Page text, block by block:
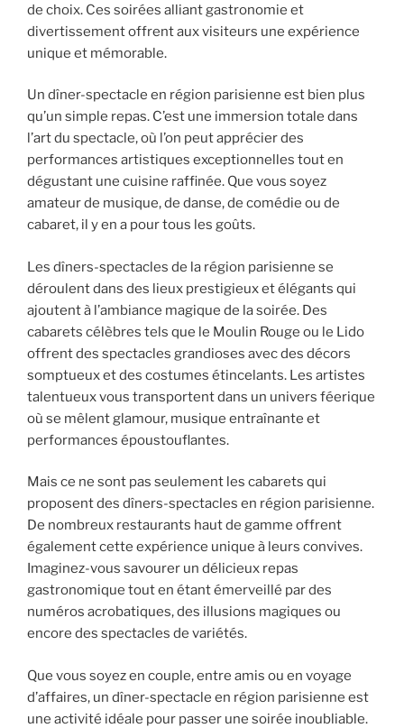
de choix. Ces soirées alliant gastronomie et
divertissement offrent aux visiteurs une expérience
unique et mémorable.
Un dîner-spectacle en région parisienne est bien plus
qu’un simple repas. C’est une immersion totale dans
l’art du spectacle, où l’on peut apprécier des
performances artistiques exceptionnelles tout en
dégustant une cuisine raffinée. Que vous soyez
amateur de musique, de danse, de comédie ou de
cabaret, il y en a pour tous les goûts.
Les dîners-spectacles de la région parisienne se
déroulent dans des lieux prestigieux et élégants qui
ajoutent à l’ambiance magique de la soirée. Des
cabarets célèbres tels que le Moulin Rouge ou le Lido
offrent des spectacles grandioses avec des décors
somptueux et des costumes étincelants. Les artistes
talentueux vous transportent dans un univers féerique
où se mêlent glamour, musique entraînante et
performances époustouflantes.
Mais ce ne sont pas seulement les cabarets qui
proposent des dîners-spectacles en région parisienne.
De nombreux restaurants haut de gamme offrent
également cette expérience unique à leurs convives.
Imaginez-vous savourer un délicieux repas
gastronomique tout en étant émerveillé par des
numéros acrobatiques, des illusions magiques ou
encore des spectacles de variétés.
Que vous soyez en couple, entre amis ou en voyage
d’affaires, un dîner-spectacle en région parisienne est
une activité idéale pour passer une soirée inoubliable.